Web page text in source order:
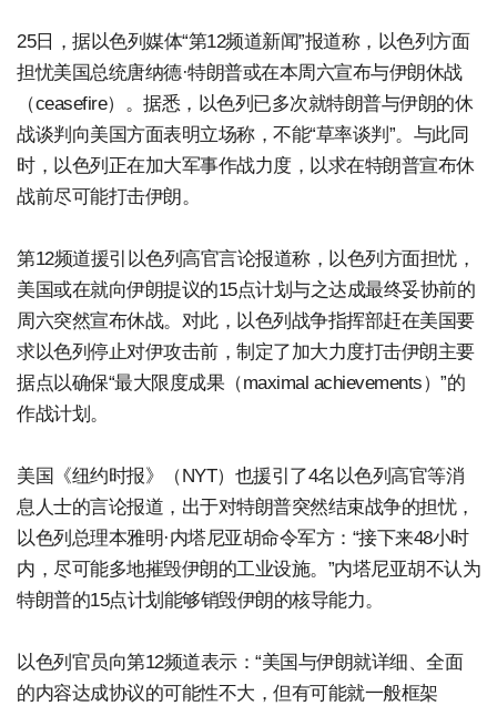
25日，据以色列媒体“第12频道新闻”报道称，以色列方面
担忧美国总统唐纳德·特朗普或在本周六宣布与伊朗休战
（ceasefire）。据悉，以色列已多次就特朗普与伊朗的休
战谈判向美国方面表明立场称，不能“草率谈判”。与此同
时，以色列正在加大军事作战力度，以求在特朗普宣布休
战前尽可能打击伊朗。
第12频道援引以色列高官言论报道称，以色列方面担忧，
美国或在就向伊朗提议的15点计划与之达成最终妥协前的
周六突然宣布休战。对此，以色列战争指挥部赶在美国要
求以色列停止对伊攻击前，制定了加大力度打击伊朗主要
据点以确保“最大限度成果（maximal achievements）”的
作战计划。
美国《纽约时报》（NYT）也援引了4名以色列高官等消
息人士的言论报道，出于对特朗普突然结束战争的担忧，
以色列总理本雅明·内塔尼亚胡命令军方：“接下来48小时
内，尽可能多地摧毁伊朗的工业设施。”内塔尼亚胡不认为
特朗普的15点计划能够销毁伊朗的核导能力。
以色列官员向第12频道表示：“美国与伊朗就详细、全面
的内容达成协议的可能性不大，但有可能就一般框架